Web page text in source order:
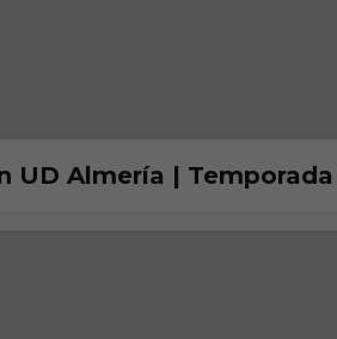
UD Almería |